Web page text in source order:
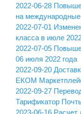
2022-06-28
на
2022-07-01
класса в июле
2022-07-05
06 июля 2022 года
2022-09-20
ЕКОМ
2022-09-27
Тарификатор